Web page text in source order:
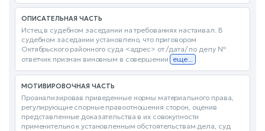
ОПИСАТЕЛЬНАЯ ЧАСТЬ
Истец в судебном заседании на требованиях настаивал. В
судебном заседании установлено, что приговором
Октябрьского районного суда <адрес> от /дата/ по делу №
ответчик признан виновным в совершении еще...
МОТИВИРОВОЧНАЯ ЧАСТЬ
Проанализировав приведенные нормы материального права,
регулирующие спорные правоотношения сторон, оценив
представленные доказательства в их совокупности
применительно к установленным обстоятельствам дела, суд